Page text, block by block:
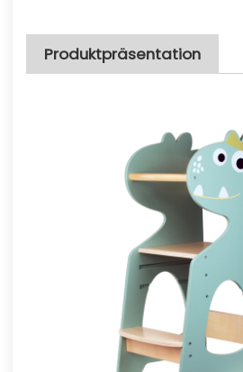
Produktpräsentation